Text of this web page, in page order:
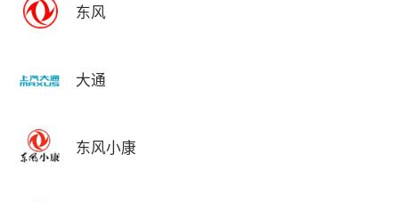
东风
大通
东风小康